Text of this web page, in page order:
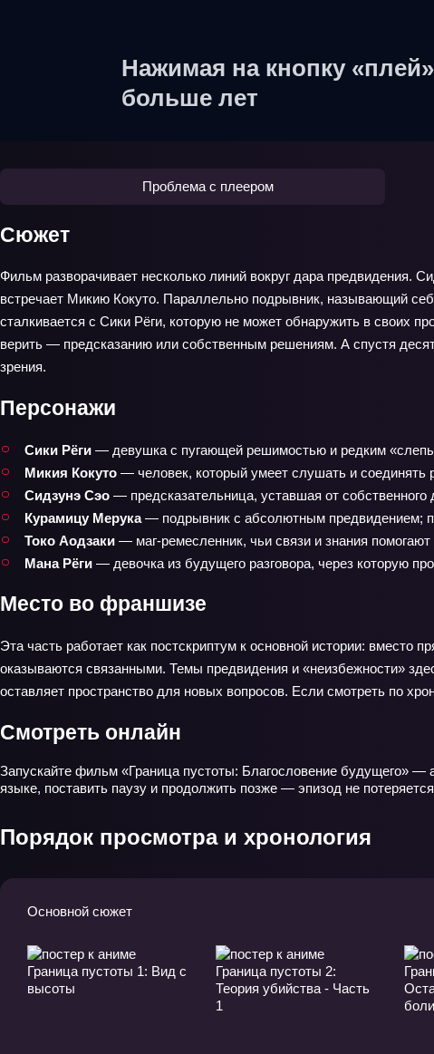
Нажимая на кнопку
больше лет
Проблема с плеером
Сюжет
Фильм разворачивает несколько линий вокруг дара предвидения.
встречает Микию Кокуто. Параллельно подрывник, называющий
сталкивается с Сики Рёги, которую не может обнаружить в своих
верить — предсказанию или собственным решениям. А спустя
зрения.
Персонажи
Сики Рёги — девушка с пугающей решимостью и редким
Микия Кокуто — человек, который умеет слушать и соединять
Сидзунэ Сэо — предсказательница, уставшая от
Курамицу Мерука— подрывник с абсолютным предвидением;
Токо Аодзаки — маг-ремесленник, чьи связи и знания
Мана Рёги — девочка из будущего разговора, через которую
Место во франшизе
Эта часть работает как постскриптум к основной истории:
оказываются связанными. Темы предвидения и «неизбежности»
оставляет пространство для новых вопросов. Если смотреть по
Смотреть онлайн
Запускайте фильм «Граница пустоты: Благословение будущего»
языке, поставить паузу и продолжить позже — эпизод не
Порядок просмотра и хронология
Основной сюжет